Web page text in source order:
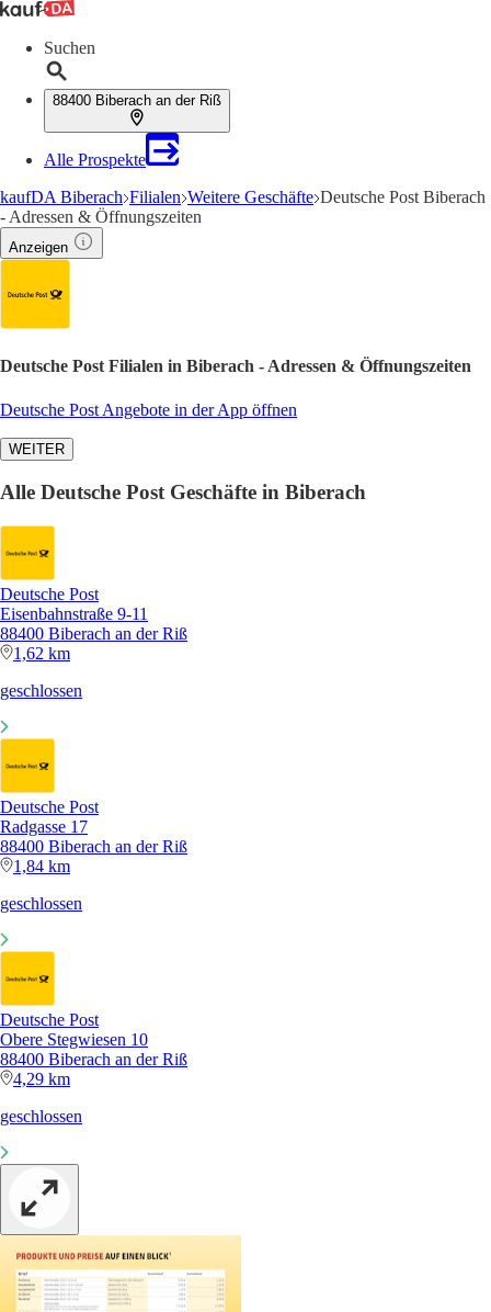
Suchen
88400 Biberach an der Riß
Alle Prospekte
kaufDA Biberach Filialen Weitere Geschäfte Deutsche Post Biberach
- Adressen & Öffnungszeiten
Anzeigen
Deutsche Post Filialen in Biberach - Adressen & Öffnungszeiten
Deutsche Post Angebote in der App öffnen
WEITER
Alle Deutsche Post Geschäfte in Biberach
Deutsche Post
Eisenbahnstraße 9-11
88400 Biberach an der Riß
1,62 km
geschlossen
Deutsche Post
Radgasse 17
88400 Biberach an der Riß
1,84 km
geschlossen
Deutsche Post
Obere Stegwiesen 10
88400 Biberach an der Riß
4,29 km
geschlossen